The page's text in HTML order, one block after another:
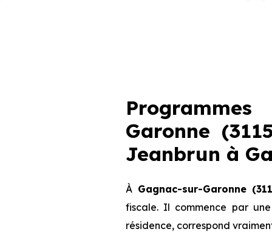
Garonne
Jeanbrun à
À Gagnac-sur-Garonne
fiscale. Il commence par
résidence, correspond